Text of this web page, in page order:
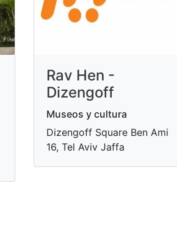
Rav Hen -
Dizengoff
Museos y cultura
Dizengoff Square Ben Ami
16, Tel Aviv Jaffa